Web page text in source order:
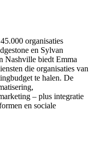
organisaties
en Sylvan
Nashville biedt Emma
die organisaties van
te halen. De
– plus integratie
en sociale